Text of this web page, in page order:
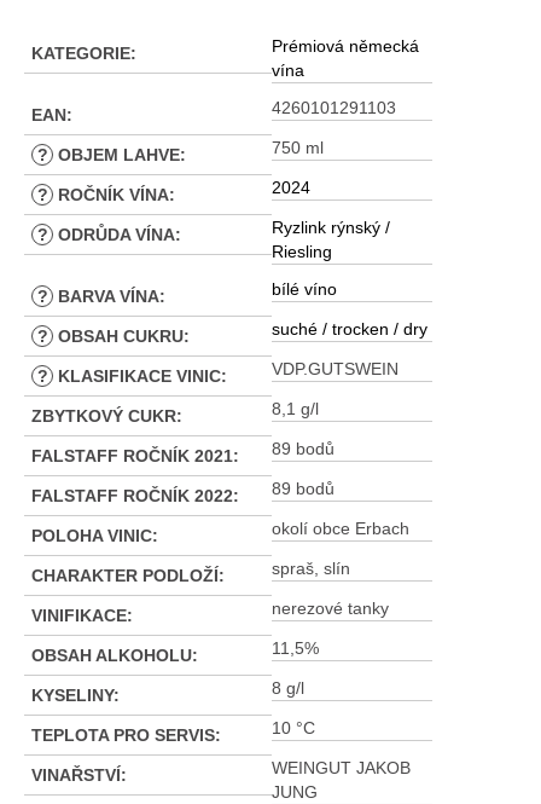
KATEGORIE:
Prémiová německá
vína
EAN: 4260101291103
? OBJEM LAHVE: 750 ml
? ROČNÍK VÍNA: 2024
? ODRŮDA VÍNA:
Ryzlink rýnský /
Riesling
? BARVA VÍNA: bílé víno
? OBSAH CUKRU: suché / trocken / dry
? KLASIFIKACE VINIC: VDP.GUTSWEIN
ZBYTKOVÝ CUKR: 8,1 g/l
FALSTAFF ROČNÍK 2021: 89 bodů
FALSTAFF ROČNÍK 2022: 89 bodů
POLOHA VINIC: okolí obce Erbach
CHARAKTER PODLOŽÍ: spraš, slín
VINIFIKACE: nerezové tanky
OBSAH ALKOHOLU: 11,5%
KYSELINY: 8 g/l
TEPLOTA PRO SERVIS: 10 °C
VINAŘSTVÍ:
WEINGUT JAKOB
JUNG